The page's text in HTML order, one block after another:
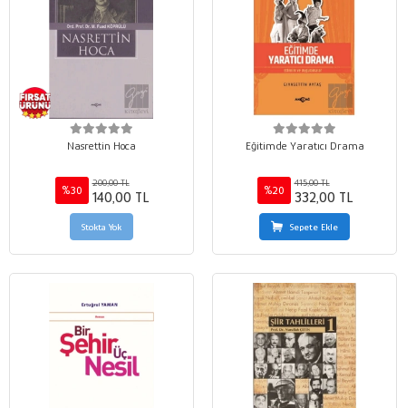
Nasrettin Hoca
%30
200,00 TL
140,00 TL
Stokta Yok
Eğitimde Yaratıcı Drama
%20
415,00 TL
332,00 TL
Sepete Ekle